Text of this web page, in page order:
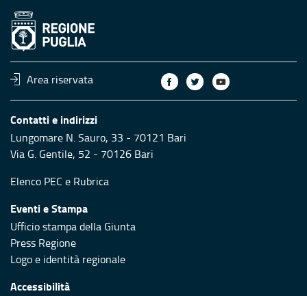
Area riservata
Contatti e indirizzi
Lungomare N. Sauro, 33 - 70121 Bari
Via G. Gentile, 52 - 70126 Bari
Elenco PEC e Rubrica
Eventi e Stampa
Ufficio stampa della Giunta
Press Regione
Logo e identità regionale
Accessibilità